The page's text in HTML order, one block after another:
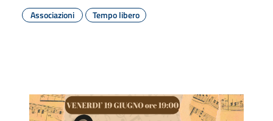
Associazioni
Tempo libero